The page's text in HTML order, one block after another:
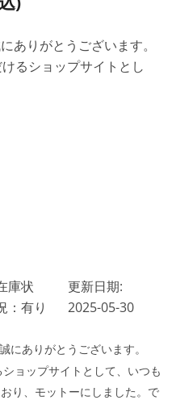
ありがとうございます。
るショップサイトとし
庫状
：有り
更新日期:
2025-05-30
にありがとうございます。
ョップサイトとして、いつも
り、モットーにしました。で